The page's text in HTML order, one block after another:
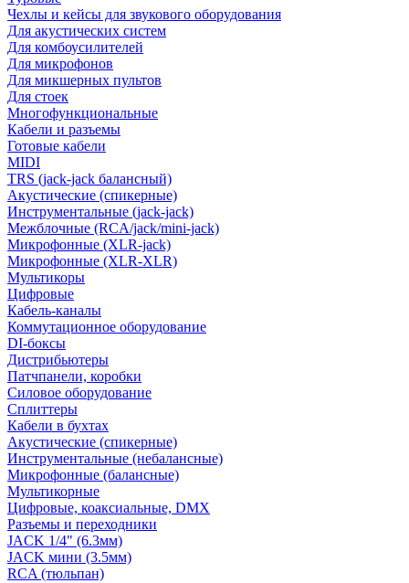
Чехлы и кейсы для звукового оборудования
Для акустических систем
Для комбоусилителей
Для микрофонов
Для микшерных пультов
Для стоек
Многофункциональные
Кабели и разъемы
Готовые кабели
MIDI
TRS (jack-jack балансный)
Акустические (спикерные)
Инструментальные (jack-jack)
Межблочные (RCA/jack/mini-jack)
Микрофонные (XLR-jack)
Микрофонные (XLR-XLR)
Мультикоры
Цифровые
Кабель-каналы
Коммутационное оборудование
DI-боксы
Дистрибьютеры
Патчпанели, коробки
Силовое оборудование
Сплиттеры
Кабели в бухтах
Акустические (спикерные)
Инструментальные (небалансные)
Микрофонные (балансные)
Мультикорные
Цифровые, коаксиальные, DMX
Разъемы и переходники
JACK 1/4" (6.3мм)
JACK мини (3.5мм)
RCA (тюльпан)